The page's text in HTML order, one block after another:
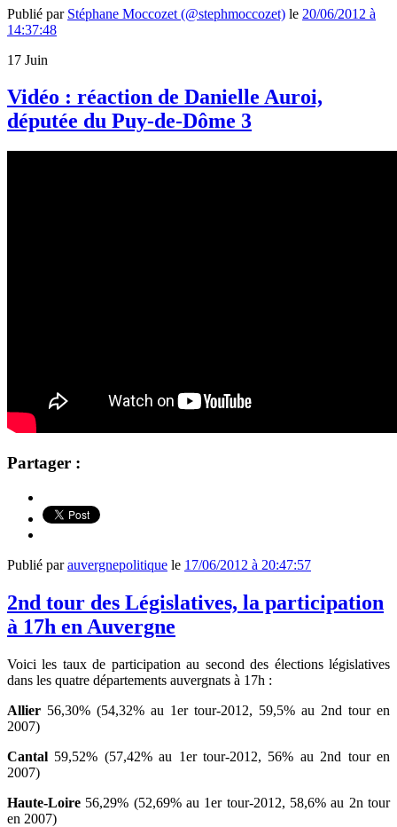
Publié par Stéphane Moccozet (@stephmoccozet) le 20/06/2012 à
14:37:48
17 Juin
Vidéo : réaction de Danielle Auroi,
députée du Puy-de-Dôme 3
Partager :
Publié parauvergnepolitique le 17/06/2012 à 20:47:57
2nd tour des Législatives, la participation
à 17h en Auvergne
Voici les taux de participation au second des élections législatives
dans les quatre départements auvergnats à 17h :
Allier 56,30% (54,32% au 1er tour-2012, 59,5% au 2nd tour en
2007)
Cantal 59,52% (57,42% au 1er tour-2012, 56% au 2nd tour en
2007)
Haute-Loire 56,29% (52,69% au 1er tour-2012, 58,6% au 2n tour
en 2007)